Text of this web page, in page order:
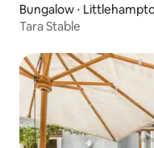
Bungalow ⋅
Tara Stable